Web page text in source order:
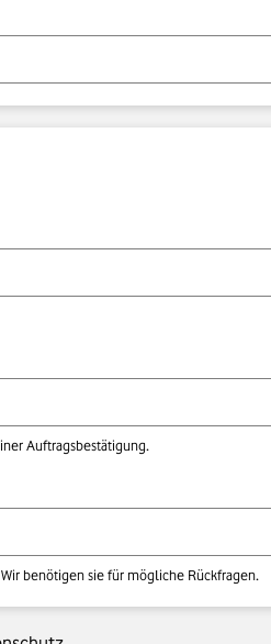
Auftragsbestätigung.
benötigen sie für mögliche Rückfragen.